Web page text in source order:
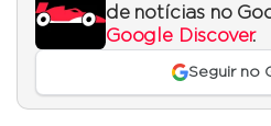
de notícias no
Google Discover.
Seguir no